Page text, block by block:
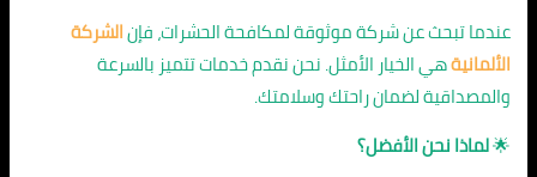
عندما تبحث عن شركة موثوقة لمكافحة الحشرات، فإنالشركة
الألمانيةهي الخيار الأمثل. نحن نقدم خدمات تتميز بالسرعة
والمصداقية لضمان راحتك وسلامتك.
🌟لماذا نحن الأفضل؟